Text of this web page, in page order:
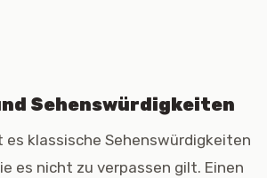
Sehenswürdigkeiten
es klassische Sehenswürdigkeiten
es nicht zu verpassen gilt. Einen